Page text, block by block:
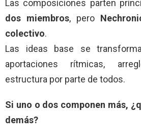
Las composiciones parten
dos miembros, pero
colectivo.
Las ideas base se
aportaciones rítmicas,
estructura por parte de todos.
Si uno o dos componen más,
demás?